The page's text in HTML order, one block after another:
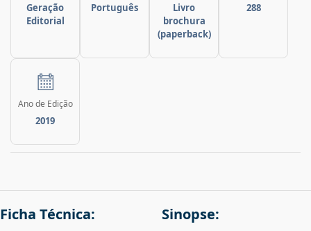
Geração
Editorial
Português
Livro
brochura
(paperback)
288
Ano de Edição
2019
Ficha Técnica: Sinopse: